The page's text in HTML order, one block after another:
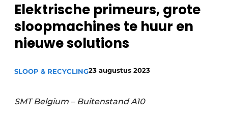
Privacy / Cookie statement
Vacature aanmelden
Vacatures
Elektrische primeurs, grote
sloopmachines te huur en
nieuwe solutions
SLOOP & RECYCLING23 augustus 2023
SMT Belgium – Buitenstand A10